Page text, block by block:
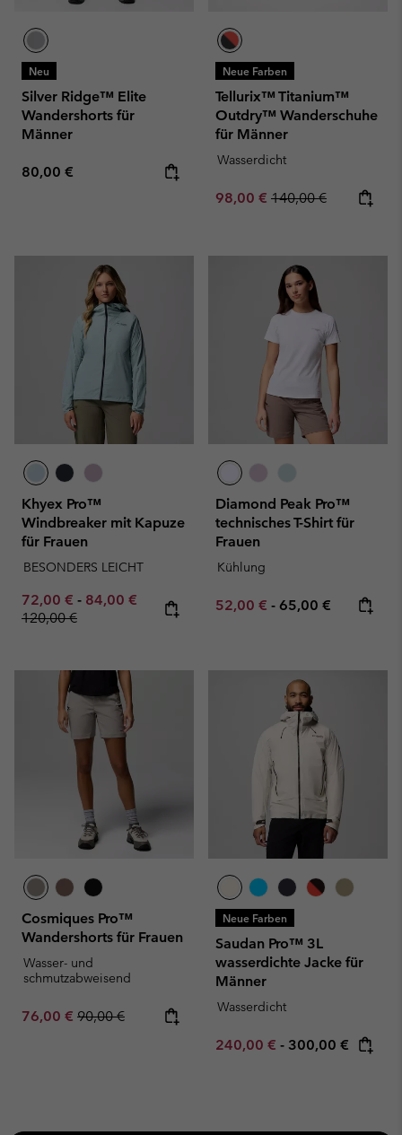
Neu
Silver Ridge™ Elite
Wandershorts für
Männer
Regular price:
80,00 €
Neue Farben
Tellurix™ Titanium™
Outdry™ Wanderschuhe
für Männer
Wasserdicht
Sale price:
98,00 € Regular price:
140,00 €
Khyex Pro™
Windbreaker mit Kapuze
für Frauen
BESONDERS LEICHT
Minimum sale price:
72,00 € - Maximum sale price:
84,00 € Regular price:
120,00 €
Diamond Peak Pro™
technisches T-Shirt für
Frauen
Kühlung
Minimum sale price:
52,00 € - Maximum price:
65,00 €
Cosmiques Pro™
Wandershorts für Frauen
Wasser- und
schmutzabweisend
Sale price:
76,00 € Regular price:
90,00 €
Neue Farben
Saudan Pro™ 3L
wasserdichte Jacke für
Männer
Wasserdicht
Minimum sale price:
240,00 € - Maximum price:
300,00 €